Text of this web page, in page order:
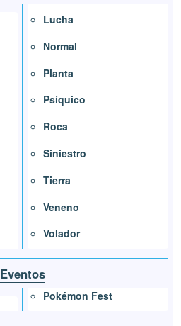
Lucha
Normal
Planta
Psíquico
Roca
Siniestro
Tierra
Veneno
Volador
Eventos
Pokémon Fest